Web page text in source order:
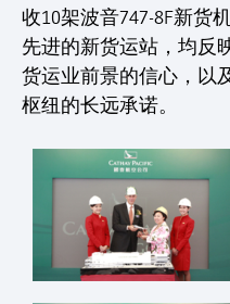
收10架波音747-8F新货
先进的新货运站，均反
货运业前景的信心，以
枢纽的长远承诺。